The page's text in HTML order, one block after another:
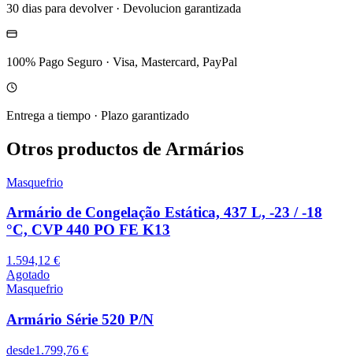
30 dias para devolver· Devolucion garantizada
100% Pago Seguro · Visa, Mastercard, PayPal
Entrega a tiempo · Plazo garantizado
Otros productos de Armários
Masquefrio
Armário de Congelação Estática, 437 L, -23 / -18
°C, CVP 440 PO FE K13
1.594,12 €
Agotado
Masquefrio
Armário Série 520 P/N
desde1.799,76 €